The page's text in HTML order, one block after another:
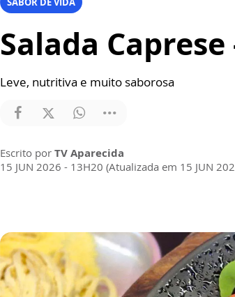
Salada
Leve, nutritiva e muito saborosa
Escrito por TV Aparecida
15 JUN 2026 - 13H20 (Atualizada em 15 JUN